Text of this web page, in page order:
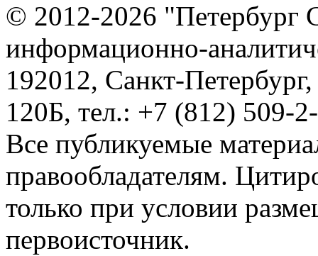
© 2012-2026 "Петербург
информационно-
192012, Санкт-
120Б, тел.: +7 (812) 509-
Все публикуемые
правообладателям.
только при условии
первоисточник.